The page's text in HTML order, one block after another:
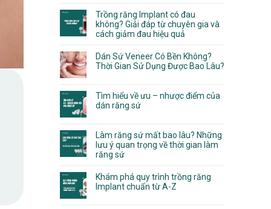
Trồng răng Implant có đau
không? Giải đáp từ chuyên gia và
cách giảm đau hiệu quả
Dán Sứ Veneer Có Bền Không?
Thời Gian Sử Dụng Được Bao Lâu?
Tìm hiểu về ưu – nhược điểm của
dán răng sứ
Làm răng sứ mất bao lâu? Những
lưu ý quan trọng về thời gian làm
răng sứ
Khám phá quy trình trồng răng
Implant chuẩn từ A-Z